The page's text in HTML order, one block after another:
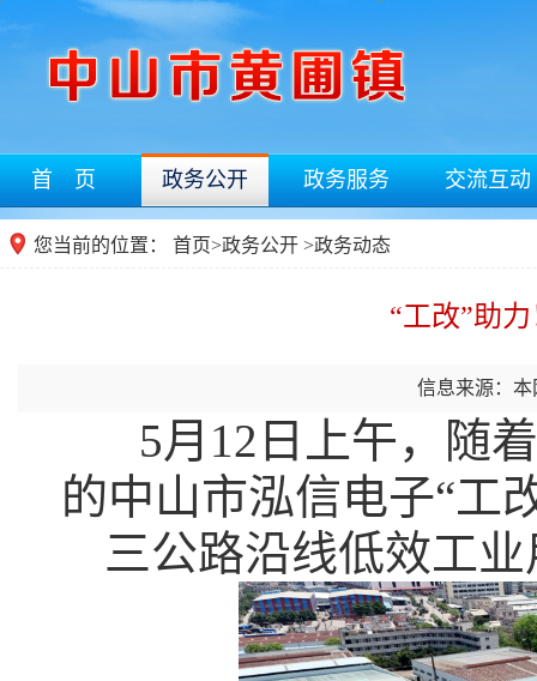
首 页 政务公开 政务服务 交流互动
您当前的位置： 首页>政务公开 >政务动态
“工改”助
信息来源：本
5月12日上午，随
的中山市泓信电子“工
三公路沿线低效工